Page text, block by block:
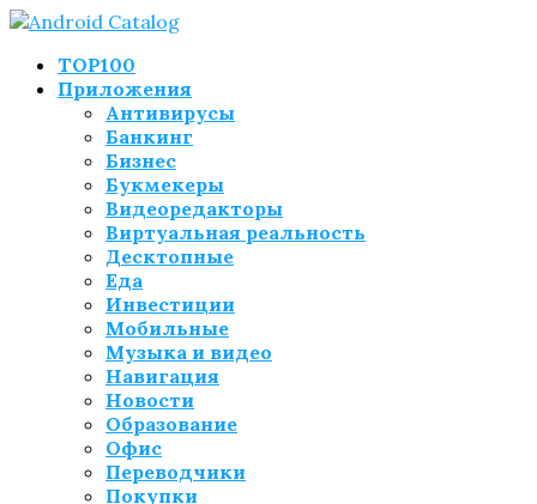
TOP100
Приложения
Антивирусы
Банкинг
Бизнес
Букмекеры
Видеоредакторы
Виртуальная реальность
Десктопные
Еда
Инвестиции
Мобильные
Музыка и видео
Навигация
Новости
Образование
Офис
Переводчики
Покупки